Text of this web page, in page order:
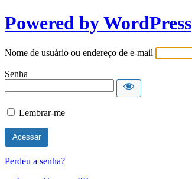
Powered by WordPress
Nome de usuário ou endereço de e-mail
Senha
Lembrar-me
Perdeu a senha?